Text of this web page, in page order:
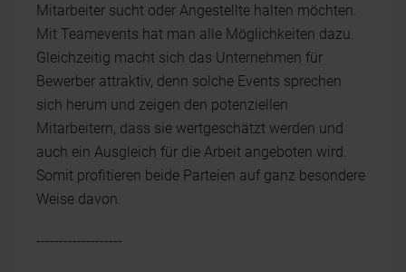
Mitarbeiter sucht oder Angestellte halten möchten.
Mit Teamevents hat man alle Möglichkeiten dazu.
Gleichzeitig macht sich das Unternehmen für
Bewerber attraktiv, denn solche Events sprechen
sich herum und zeigen den potenziellen
Mitarbeitern, dass sie wertgeschätzt werden und
auch ein Ausgleich für die Arbeit angeboten wird.
Somit profitieren beide Parteien auf ganz besondere
Weise davon.
-------------------